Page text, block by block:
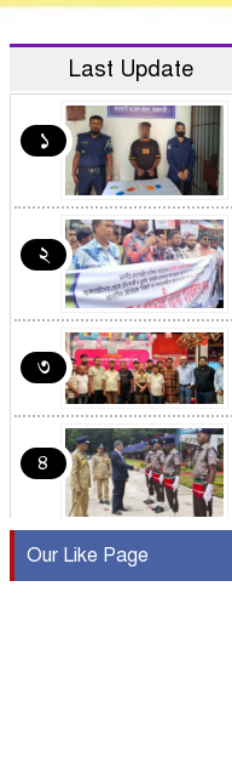
Last Update
১
২
৩
৪
৫
Our Like Page